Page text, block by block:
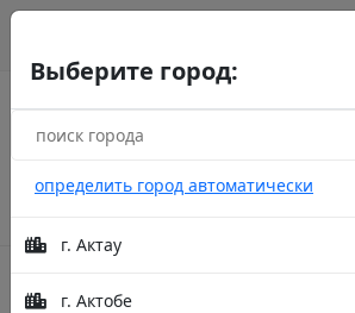
Выберите город:
определить город автоматически
г. Актау
г. Актобе